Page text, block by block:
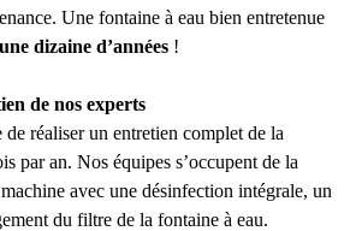
Une fontaine à eau bien entretenue
dizaine d’années !
de nos experts
réaliser un entretien complet de la
par an. Nos équipes s’occupent de la
avec une désinfection intégrale, un
du filtre de la fontaine à eau.
Consulter notre FAQ
vente
sur l’entretien, le suivi et le dépannage
est là pour vous
notre service client